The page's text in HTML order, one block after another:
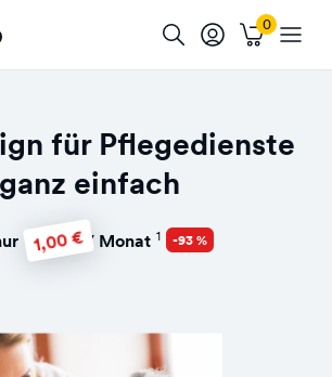
für Pflegedienste
ganz einfach
1,00 €/ Monat 1 -93 %